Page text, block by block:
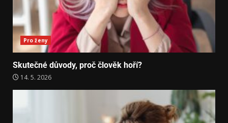
Pro ženy
Skutečné důvody, proč člověk hoří?
14. 5. 2026